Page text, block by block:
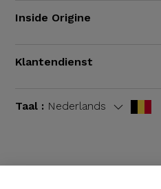
Inside Origine
Klantendienst
Taal : Nederlands